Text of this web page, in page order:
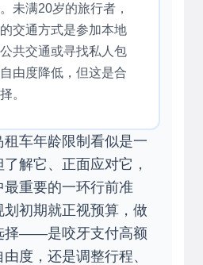
未满20岁的旅行者，
交通方式是参加本地
共交通或寻找私人包
由度降低，但这是合
。
车年龄限制看似是一
解它、正面应对它，
重要的一环行前准
初期就正视预算，做
择——是咬牙支付高额
度，还是调整行程、